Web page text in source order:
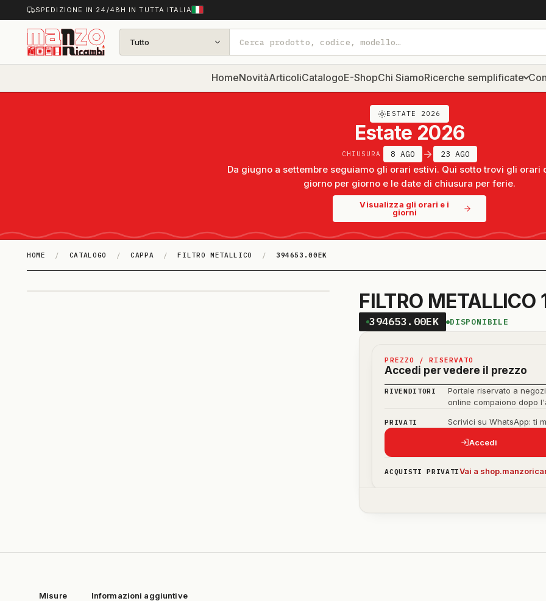
SPEDIZIONE IN 24/48H IN TUTTA ITALIA
Tutto
HomeNovitàArticoliCatalogoE-ShopChi SiamoRicerche semplificate
ESTATE 2026
Estate 2026
CHIUSURA 8 AGO 23 AGO
Da giugno a settembre seguiamo gli orari estivi. Qui sotto trovi gli orari
giorno per giorno e le date di chiusura per ferie.
Visualizza gli orari e i
giorni
HOME / CATALOGO / CAPPA / FILTRO METALLICO / 394653.00EK
FILTRO
394653.00EK DISPONIBILE
PREZZO / RISERVATO
Accedi per vedere il prezzo
RIVENDITORI
Portale riservato a
online compaiono dopo
PRIVATI Scrivici su WhatsApp: ti
Accedi
ACQUISTI PRIVATIVai a
Misure Informazioni aggiuntive